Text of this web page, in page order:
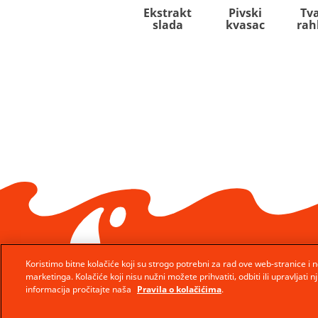
Ekstrakt
slada
Pivski
kvasac
© Ferrero 2026 − All rights reserved
Koristimo bitne kolačiće koji su strogo potrebni za rad ove web-stranice i
marketinga. Kolačiće koji nisu nužni možete prihvatiti, odbiti ili upravljati
informacija pročitajte naša Pravila o kolačićima.